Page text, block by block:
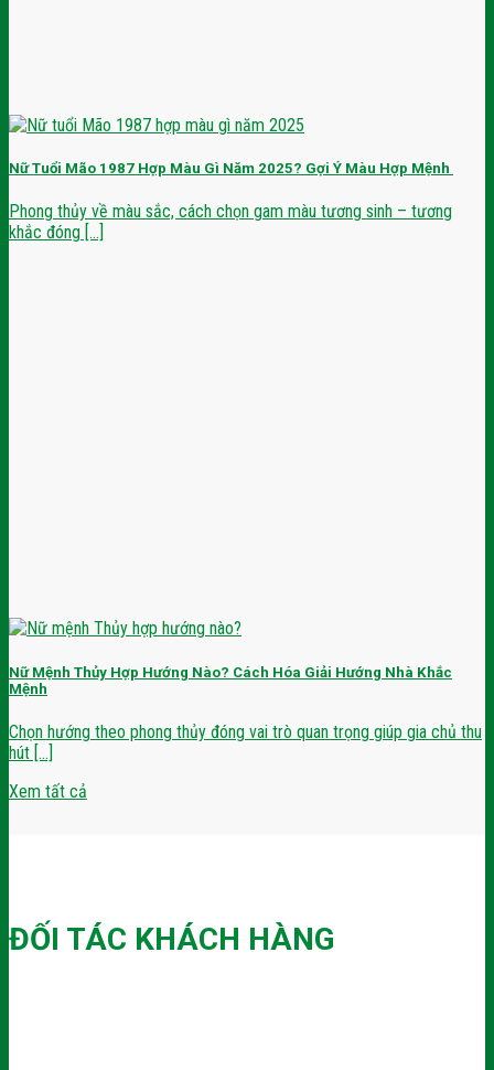
Nữ Tuổi Mão 1987 Hợp Màu Gì Năm 2025? Gợi Ý Màu Hợp Mệnh
Phong thủy về màu sắc, cách chọn gam màu tương sinh – tương
khắc đóng [...]
Nữ Mệnh Thủy Hợp Hướng Nào? Cách Hóa Giải Hướng Nhà Khắc
Mệnh
Chọn hướng theo phong thủy đóng vai trò quan trọng giúp gia chủ thu
hút [...]
Xem tất cả
ĐỐI TÁC KHÁCH HÀNG